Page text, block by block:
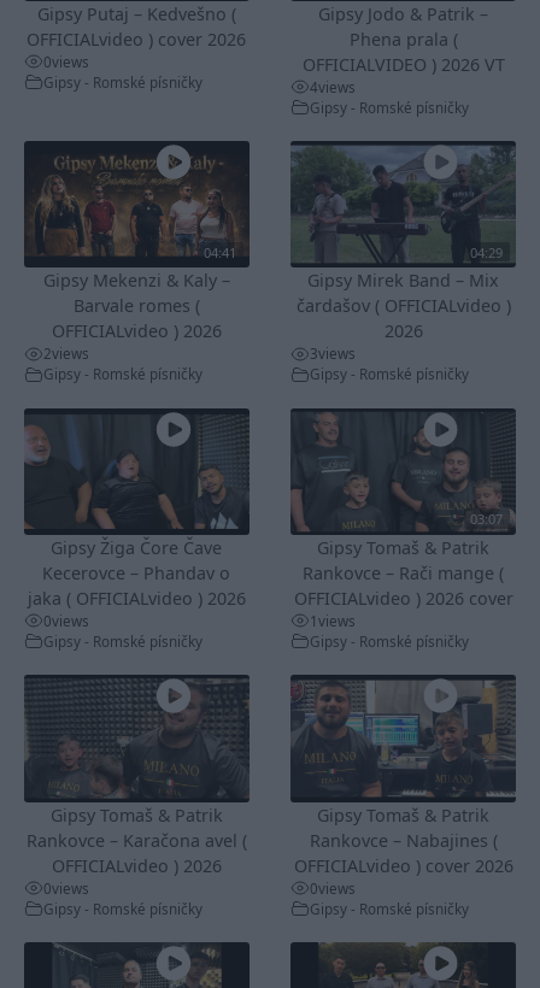
Gipsy Putaj – Kedvešno (
OFFICIALvideo ) cover 2026
0views
Gipsy - Romské písničky
Gipsy Jodo & Patrik –
Phena prala (
OFFICIALVIDEO ) 2026 VT
4views
Gipsy - Romské písničky
04:41
Gipsy Mekenzi & Kaly –
Barvale romes (
OFFICIALvideo ) 2026
2views
Gipsy - Romské písničky
04:29
Gipsy Mirek Band – Mix
čardašov ( OFFICIALvideo )
2026
3views
Gipsy - Romské písničky
Gipsy Žiga Čore Čave
Kecerovce – Phandav o
jaka ( OFFICIALvideo ) 2026
0views
Gipsy - Romské písničky
03:07
Gipsy Tomaš & Patrik
Rankovce – Rači mange (
OFFICIALvideo ) 2026 cover
1views
Gipsy - Romské písničky
Gipsy Tomaš & Patrik
Rankovce – Karačona avel (
OFFICIALvideo ) 2026
0views
Gipsy - Romské písničky
Gipsy Tomaš & Patrik
Rankovce – Nabajines (
OFFICIALvideo ) cover 2026
0views
Gipsy - Romské písničky